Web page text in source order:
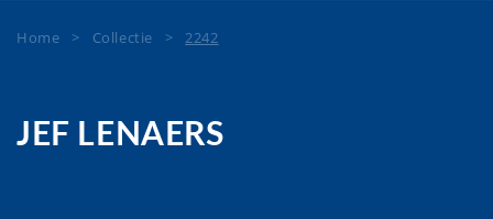
Home > Collectie >2242
JEF LENAERS